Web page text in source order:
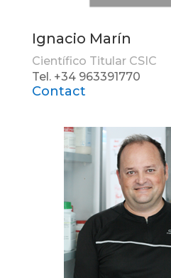
Ignacio Marín
Científico Titular CSIC
Tel. +34 963391770
Contact